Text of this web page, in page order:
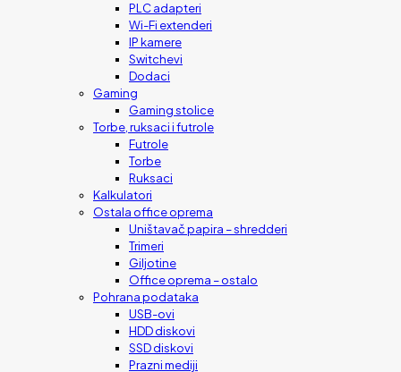
PLC adapteri
Wi-Fi extenderi
IP kamere
Switchevi
Dodaci
Gaming
Gaming stolice
Torbe, ruksaci i futrole
Futrole
Torbe
Ruksaci
Kalkulatori
Ostala office oprema
Uništavač papira – shredderi
Trimeri
Giljotine
Office oprema – ostalo
Pohrana podataka
USB-ovi
HDD diskovi
SSD diskovi
Prazni mediji